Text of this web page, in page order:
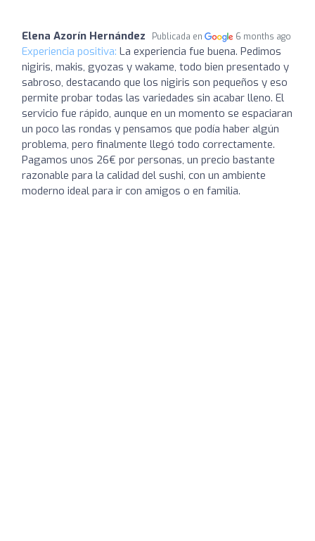
Elena Azorín Hernández Publicada en 6 months ago
Experiencia positiva: La experiencia fue buena. Pedimos
nigiris, makis, gyozas y wakame, todo bien presentado y
sabroso, destacando que los nigiris son pequeños y eso
permite probar todas las variedades sin acabar lleno. El
servicio fue rápido, aunque en un momento se espaciaran
un poco las rondas y pensamos que podía haber algún
problema, pero finalmente llegó todo correctamente.
Pagamos unos 26€ por personas, un precio bastante
razonable para la calidad del sushi, con un ambiente
moderno ideal para ir con amigos o en familia.